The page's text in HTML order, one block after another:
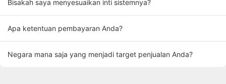
Bisakah saya menyesuaikan inti sistemnya?
Apa ketentuan pembayaran Anda?
Negara mana saja yang menjadi target penjualan Anda?